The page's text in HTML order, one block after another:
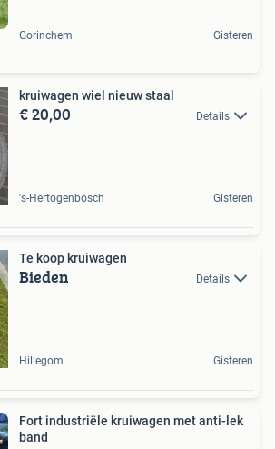
Gorinchem Gisteren
kruiwagen wiel nieuw staal
€ 20,00 Details
's-Hertogenbosch Gisteren
Te koop kruiwagen
Bieden Details
Hillegom Gisteren
Fort industriële kruiwagen met anti-lek
band